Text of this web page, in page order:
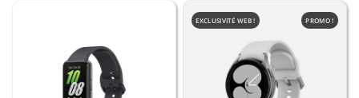
EXCLUSIVITÉ WEB ! PROMO !